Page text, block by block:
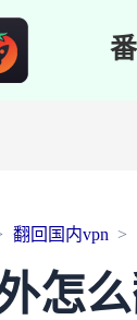
翻回国内vpn
怎